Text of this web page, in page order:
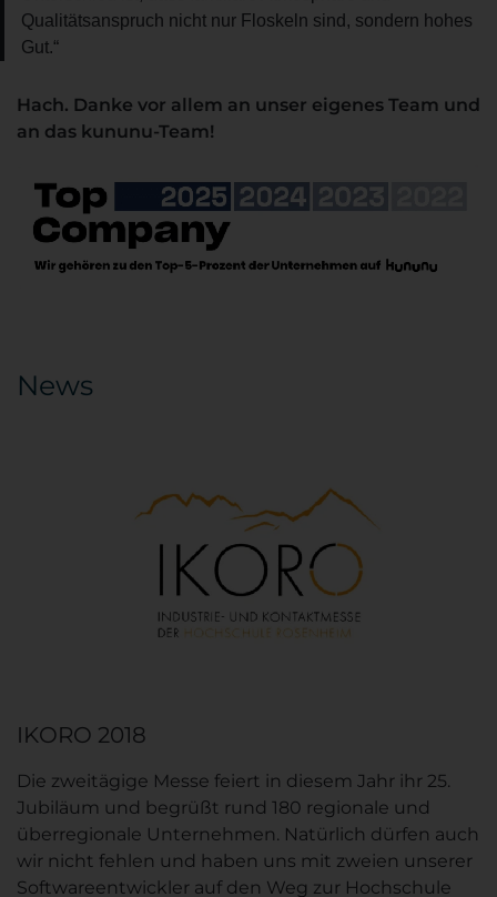
Qualitätsanspruch nicht nur Floskeln sind, sondern hohes
Gut.“
Hach. Danke vor allem an unser eigenes Team und
an das kununu-Team!
News
IKORO 2018
Die zweitägige Messe feiert in diesem Jahr ihr 25.
Jubiläum und begrüßt rund 180 regionale und
überregionale Unternehmen. Natürlich dürfen auch
wir nicht fehlen und haben uns mit zweien unserer
Softwareentwickler auf den Weg zur Hochschule